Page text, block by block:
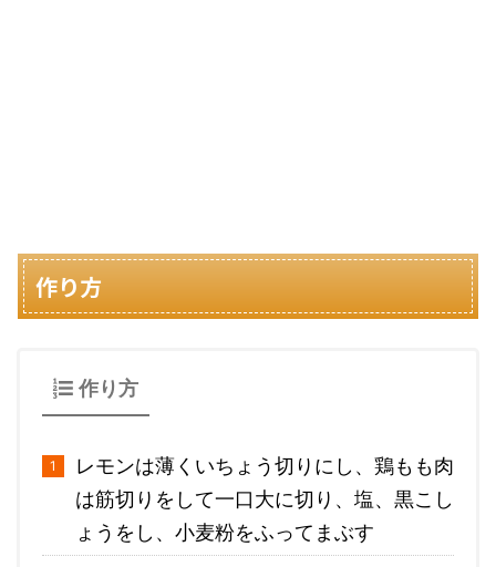
作り方
作り方
レモンは薄くいちょう切りにし、鶏もも肉
は筋切りをして一口大に切り、塩、黒こし
ょうをし、小麦粉をふってまぶす